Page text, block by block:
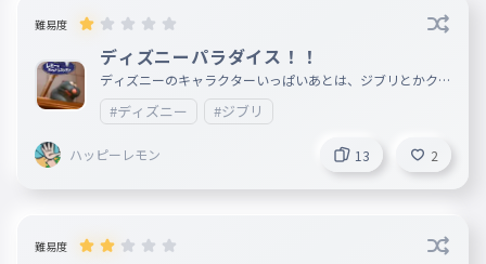
難易度
ディズニーパラダイス！！
ディズニーのキャラクターいっぱいあとは、ジブリとかクレ
ヨンしんちゃんよかね😀
#ディズニー #ジブリ
ハッピーレモン 13 2
難易度